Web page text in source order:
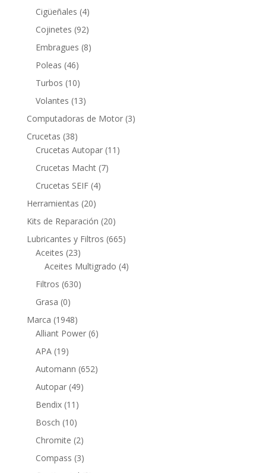
productos
Cigüeñales 44
productos
Cojinetes 9292
productos
Embragues 88
Poleas 4646
productos
Turbos 1010
productos
Volantes 1313
productos
Computadoras de Motor 33
Crucetas 3838
productos
Crucetas Autopar 11 11
Crucetas Macht 77
Crucetas SEIF 44
Herramientas 2020
productos
Kits de Reparación 2020
productos
Lubricantes y Filtros 665665
Aceites 2323
productos
Aceites Multigrado 44
Filtros 630630
Grasa 00
productos
Marca 19481948
productos
Alliant Power 66
APA 1919
productos
Automann 652652
Autopar 4949
Bendix 11 11
productos
Bosch 1010
productos
Chromite 22
productos
Compass 33
productos